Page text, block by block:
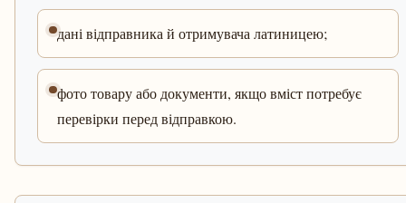
дані відправника й отримувача латиницею;
фото товару або документи, якщо вміст потребує
перевірки перед відправкою.